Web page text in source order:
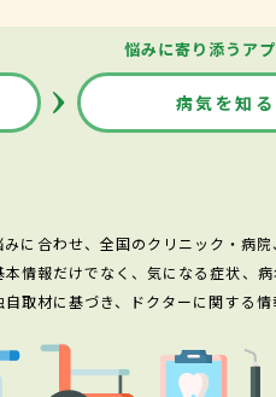
悩みに寄り添うア
病気を知る
に合わせ、全国のクリニック・病
情報だけでなく、気になる症状、
取材に基づき、ドクターに関する